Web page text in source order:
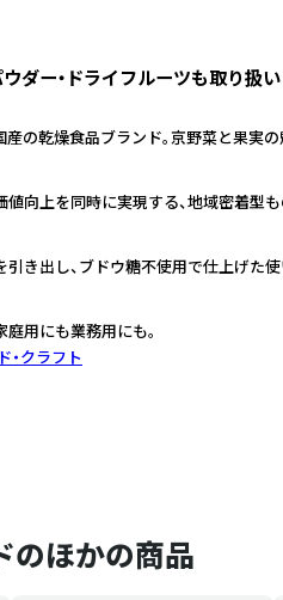
ダー・ドライフルーツも取り扱い
の乾燥食品ブランド。京野菜と果実の
向上を同時に実現する、地域密着型も
引き出し、ブドウ糖不使用で仕上げた
庭用にも業務用にも。
・クラフト
のほかの商品